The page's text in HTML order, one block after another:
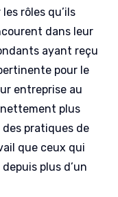
rôles qu’ils
dans leur
ayant reçu
pour le
entreprise au
nettement plus
pratiques de
que ceux qui
plus d’un